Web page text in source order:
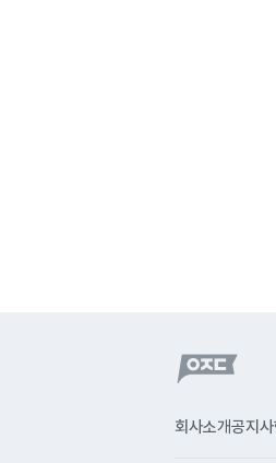
회사소개공지